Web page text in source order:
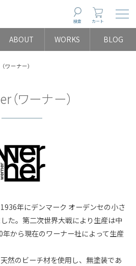
検索 カート
ABOUT WORKS BLOG
ワーナー）
（ワーナー）
年にデンマーク オーデンセの小さ
た。第二次世界大戦により生産は中
から現在のワーナー社によって生産
然のビーチ材を使用し、無塗装であ